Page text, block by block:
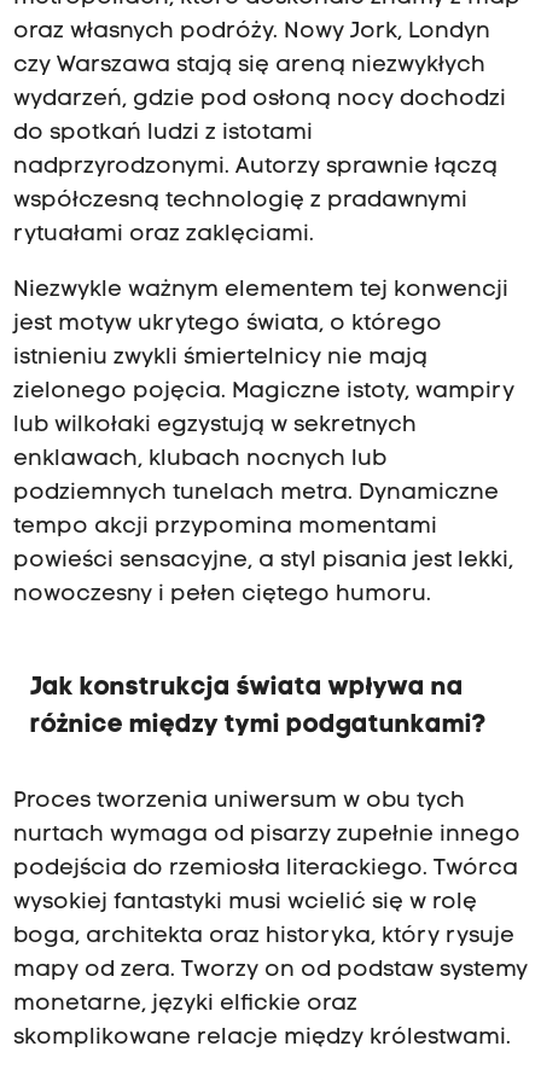
oraz własnych podróży. Nowy Jork, Londyn
czy Warszawa stają się areną niezwykłych
wydarzeń, gdzie pod osłoną nocy dochodzi
do spotkań ludzi z istotami
nadprzyrodzonymi. Autorzy sprawnie łączą
współczesną technologię z pradawnymi
rytuałami oraz zaklęciami.
Niezwykle ważnym elementem tej konwencji
jest motyw ukrytego świata, o którego
istnieniu zwykli śmiertelnicy nie mają
zielonego pojęcia. Magiczne istoty, wampiry
lub wilkołaki egzystują w sekretnych
enklawach, klubach nocnych lub
podziemnych tunelach metra. Dynamiczne
tempo akcji przypomina momentami
powieści sensacyjne, a styl pisania jest lekki,
nowoczesny i pełen ciętego humoru.
Jak konstrukcja świata wpływa na
różnice między tymi podgatunkami?
Proces tworzenia uniwersum w obu tych
nurtach wymaga od pisarzy zupełnie innego
podejścia do rzemiosła literackiego. Twórca
wysokiej fantastyki musi wcielić się w rolę
boga, architekta oraz historyka, który rysuje
mapy od zera. Tworzy on od podstaw systemy
monetarne, języki elfickie oraz
skomplikowane relacje między królestwami.